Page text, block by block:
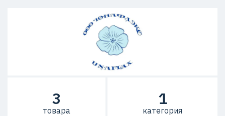
3
товара
1
категория